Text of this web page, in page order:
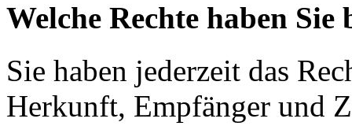
Welche Rechte haben
Sie haben jederzeit das
Herkunft, Empfänger und